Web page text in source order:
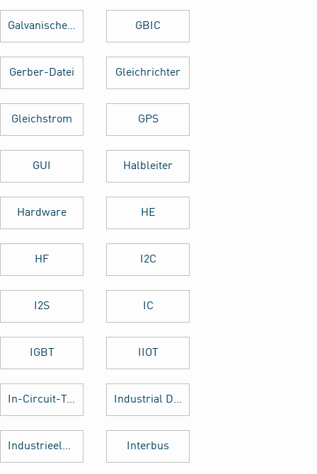
Galvanische Trennung GBIC
Gerber-Datei Gleichrichter
Gleichstrom GPS
GUI Halbleiter
Hardware HE
HF I2C
I2S IC
IGBT IIOT
In-Circuit-Test Industrial Design
Industrieelektronik Interbus